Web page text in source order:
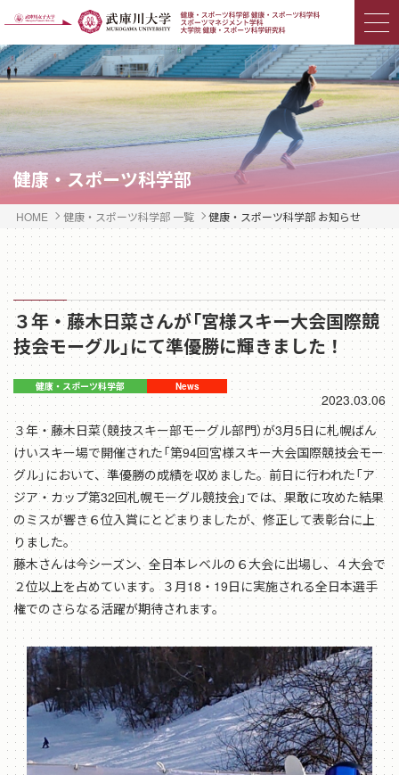
健康・スポーツ科学部
HOME 健康・スポーツ科学部 一覧 健康・スポーツ科学部 お知らせ
３年・藤木日菜さんが「宮様スキー大会国際競
技会モーグル」にて準優勝に輝きました！
2023.03.06
３年・藤木日菜（競技スキー部モーグル部門）が3月5日に札幌ばん
けいスキー場で開催された「第94回宮様スキー大会国際競技会モー
グル」において、準優勝の成績を収めました。前日に行われた「ア
ジア・カップ第32回札幌モーグル競技会」では、果敢に攻めた結果
のミスが響き６位入賞にとどまりましたが、修正して表彰台に上
りました。
藤木さんは今シーズン、全日本レベルの６大会に出場し、４大会で
２位以上を占めています。３月18・19日に実施される全日本選手
権でのさらなる活躍が期待されます。